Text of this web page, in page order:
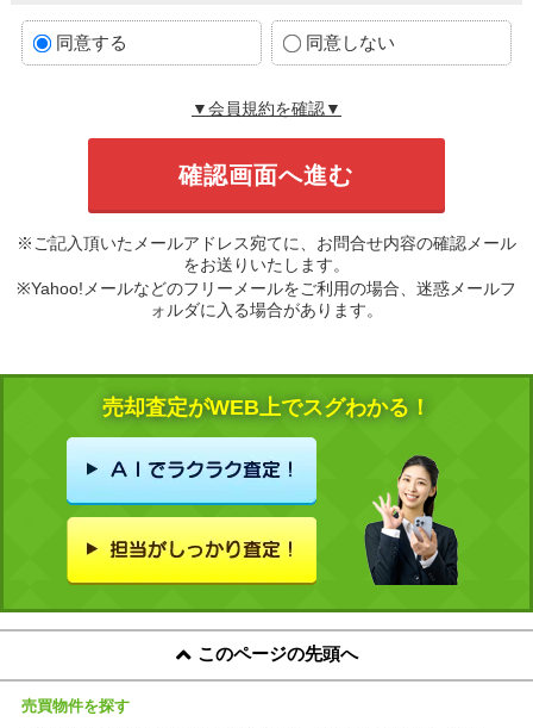
同意する 同意しない
▼会員規約を確認▼
※ご記入頂いたメールアドレス宛てに、お問合せ内容の確認メール
をお送りいたします。
※Yahoo!メールなどのフリーメールをご利用の場合、迷惑メールフ
ォルダに入る場合があります。
売却査定がWEB上でスグわかる！
このページの先頭へ
売買物件を探す